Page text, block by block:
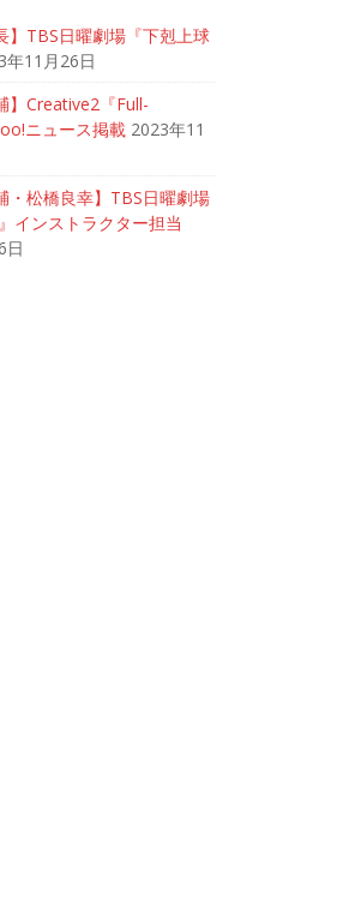
】TBS日曜劇場『下剋上球
年11月26日
】Creative2『Full-
ニュース掲載 2023年11
・松橋良幸】TBS日曜劇場
インストラクター担当
日